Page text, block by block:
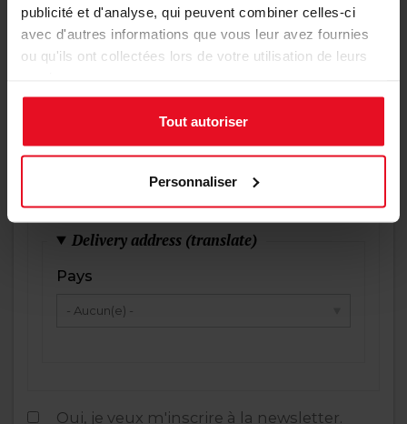
publicité et d'analyse, qui peuvent combiner celles-ci
avec d'autres informations que vous leur avez fournies
ou qu'ils ont collectées lors de votre utilisation de leurs
Tout autoriser
Personnaliser
Nom
Nom d'entreprise
Delivery address (translate)
Pays
Oui, je veux m'inscrire à la newsletter.